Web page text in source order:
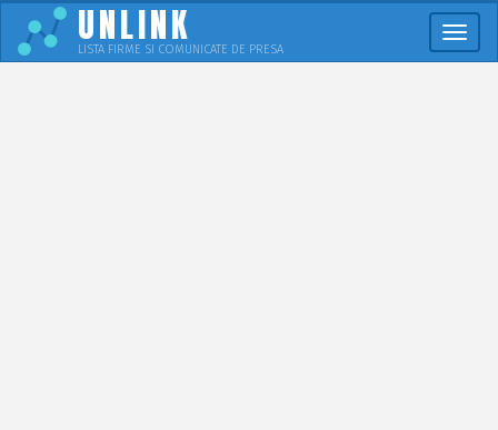
UNLINK
LISTA FIRME SI COMUNICATE DE PRESA